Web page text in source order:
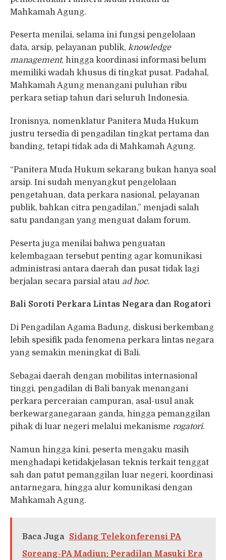
Mahkamah Agung.
Peserta menilai, selama ini fungsi pengelolaan
data, arsip, pelayanan publik, knowledge
management, hingga koordinasi informasi belum
memiliki wadah khusus di tingkat pusat. Padahal,
Mahkamah Agung menangani puluhan ribu
perkara setiap tahun dari seluruh Indonesia.
Ironisnya, nomenklatur Panitera Muda Hukum
justru tersedia di pengadilan tingkat pertama dan
banding, tetapi tidak ada di Mahkamah Agung.
“Panitera Muda Hukum sekarang bukan hanya soal
arsip. Ini sudah menyangkut pengelolaan
pengetahuan, data perkara nasional, pelayanan
publik, bahkan citra pengadilan,” menjadi salah
satu pandangan yang menguat dalam forum.
Peserta juga menilai bahwa penguatan
kelembagaan tersebut penting agar komunikasi
administrasi antara daerah dan pusat tidak lagi
berjalan secara parsial atau ad hoc.
Bali Soroti Perkara Lintas Negara dan Rogatori
Di Pengadilan Agama Badung, diskusi berkembang
lebih spesifik pada fenomena perkara lintas negara
yang semakin meningkat di Bali.
Sebagai daerah dengan mobilitas internasional
tinggi, pengadilan di Bali banyak menangani
perkara perceraian campuran, asal-usul anak
berkewarganegaraan ganda, hingga pemanggilan
pihak di luar negeri melalui mekanisme rogatori.
Namun hingga kini, peserta mengaku masih
menghadapi ketidakjelasan teknis terkait tenggat
sah dan patut pemanggilan luar negeri, koordinasi
antarnegara, hingga alur komunikasi dengan
Mahkamah Agung.
Baca Juga
Sidang Telekonferensi PA
Soreang-PA Madiun: Peradilan Masuki Era